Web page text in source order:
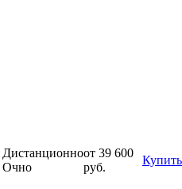
Дистанционно
Очно
от 39 600
руб.
Купить